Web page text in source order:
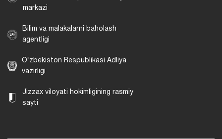
markazi
Bilim va malakalarni baholash
agentligi
O‘zbekiston Respublikasi Adliya
vazirligi
Jizzax viloyati hokimligining rasmiy
sayti